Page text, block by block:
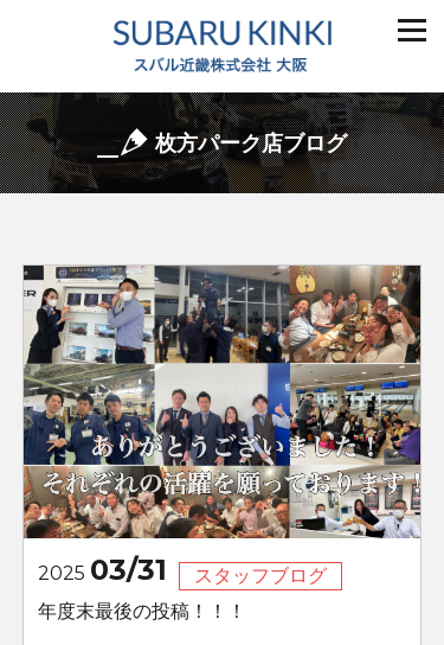
枚方パーク店ブログ
2025 03/31
スタッフブログ
年度末最後の投稿！！！